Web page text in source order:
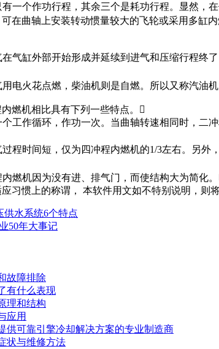
一个作功行程，其余三个是耗功行程。显然，
在曲轴上安装转动惯量较大的飞轮或采用多缸
气缸外部开始形成并延续到进气和压缩行程终
电火花点燃，柴油机则是自燃。所以又称汽油
燃机相比具有下列一些特点。
工作循环，作功一次。当曲轴转速相同时，二
程时间短，仅为四冲程内燃机的1/3左右。另
燃机因为没有进、排气门，而使结构大为简化
习惯上的称谓， 本软件用文如不特别说明，则
供水系统6个特点
50年大事记
故障排除
有什么表现
理和结构
应用
供可靠引擎冷却解决方案的专业制造商
状与维修方法